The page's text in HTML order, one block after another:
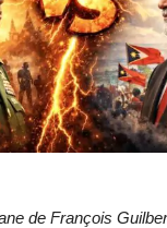
de François